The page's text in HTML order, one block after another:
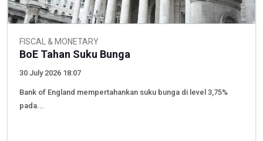
FISCAL & MONETARY
BoE Tahan Suku Bunga
30 July 2026 18:07
Bank of England mempertahankan suku bunga di level 3,75%
pada...